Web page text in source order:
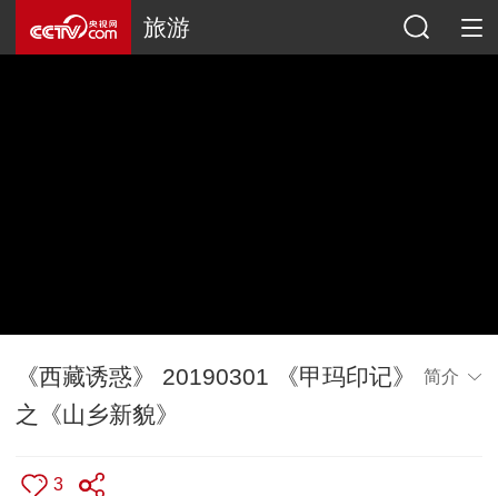
旅游
《西藏诱惑》 20190301 《甲玛印记》
之《山乡新貌》
简介
3